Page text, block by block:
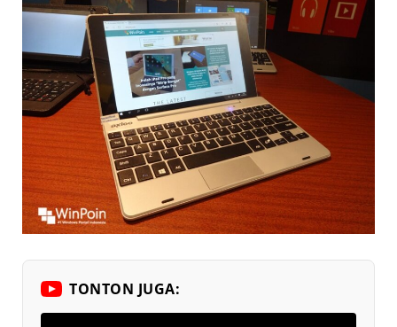
TONTON JUGA: